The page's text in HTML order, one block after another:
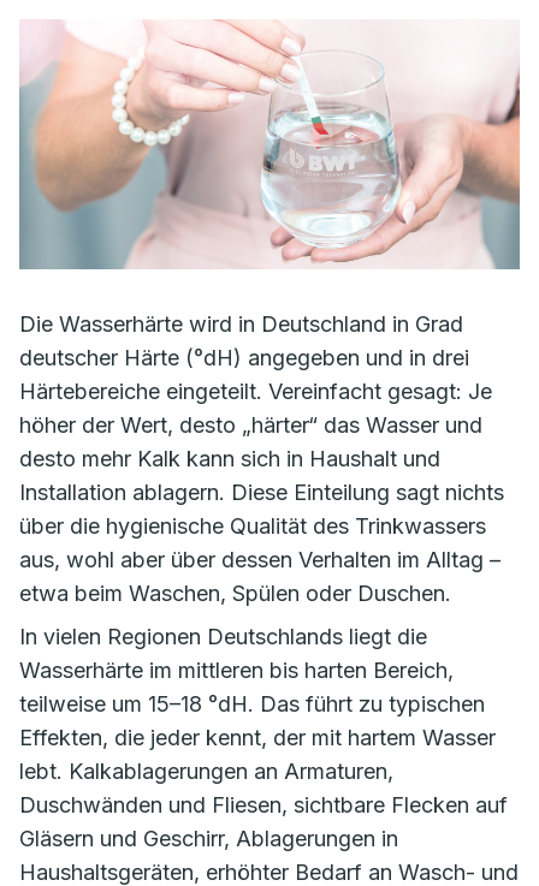
Die Wasserhärte wird in Deutschland in Grad
deutscher Härte (°dH) angegeben und in drei
Härtebereiche eingeteilt. Vereinfacht gesagt: Je
höher der Wert, desto „härter“ das Wasser und
desto mehr Kalk kann sich in Haushalt und
Installation ablagern. Diese Einteilung sagt nichts
über die hygienische Qualität des Trinkwassers
aus, wohl aber über dessen Verhalten im Alltag –
etwa beim Waschen, Spülen oder Duschen.
In vielen Regionen Deutschlands liegt die
Wasserhärte im mittleren bis harten Bereich,
teilweise um 15–18 °dH. Das führt zu typischen
Effekten, die jeder kennt, der mit hartem Wasser
lebt. Kalkablagerungen an Armaturen,
Duschwänden und Fliesen, sichtbare Flecken auf
Gläsern und Geschirr, Ablagerungen in
Haushaltsgeräten, erhöhter Bedarf an Wasch- und